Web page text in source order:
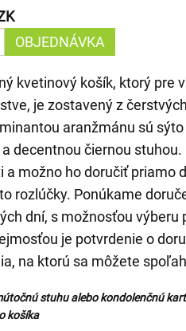
OBJEDNÁVKA
kvetinový košík, ktorý pre
je zostavený z
aranžmánu sú
decentnou čiernou
a možno ho doručiť priamo
rozlúčky. Ponúkame
dní, s možnosťou výberu
je potvrdenie o
na ktorú sa môžete
stuhu alebo kondolenčnú
košíka